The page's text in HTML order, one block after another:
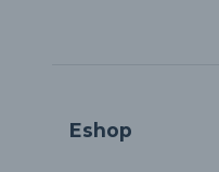
Eshop